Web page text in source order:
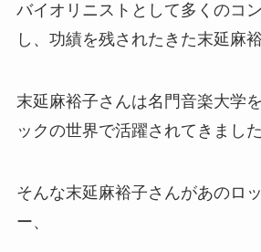
バイオリニストとして多くのコ
し、功績を残されたきた末延麻裕
末延麻裕子さんは名門音楽大学
ックの世界で活躍されてきました
そんな末延麻裕子さんがあのロ
ー、